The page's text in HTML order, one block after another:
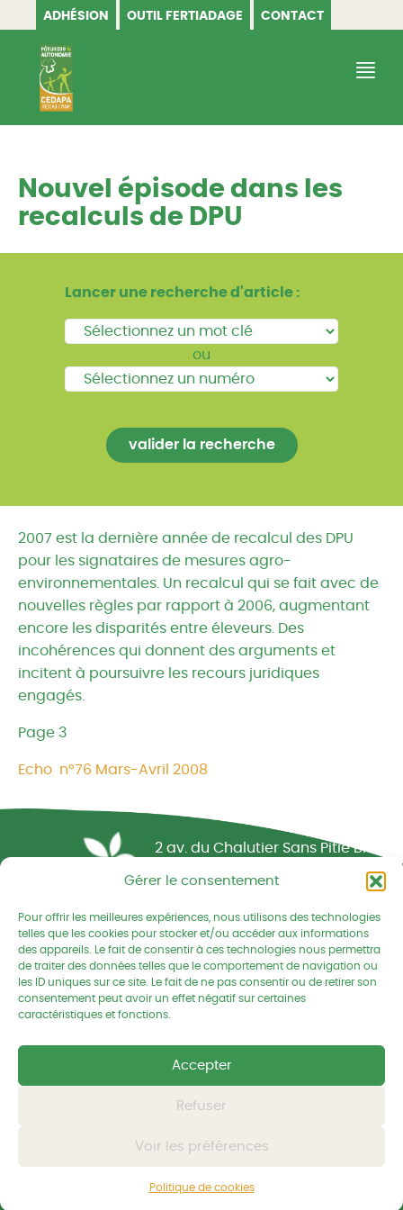
Gérer le consentement
Pour offrir les meilleures expériences, nous utilisons des technologies
telles que les cookies pour stocker et/ou accéder aux informations
des appareils. Le fait de consentir à ces technologies nous permettra
de traiter des données telles que le comportement de navigation ou
les ID uniques sur ce site. Le fait de ne pas consentir ou de retirer son
consentement peut avoir un effet négatif sur certaines
caractéristiques et fonctions.
Accepter
Refuser
Voir les préférences
Politique de cookies
ADHÉSION OUTIL FERTIADAGE CONTACT
CEDAPA
Nouvel épisode dans les
recalculs de DPU
Lancer une recherche d'article :
ou
2007 est la dernière année de recalcul des DPU
pour les signataires de mesures agro-
environnementales. Un recalcul qui se fait avec de
nouvelles règles par rapport à 2006, augmentant
encore les disparités entre éleveurs. Des
incohérences qui donnent des arguments et
incitent à poursuivre les recours juridiques
engagés.
Page 3
Echo n°76 Mars-Avril 2008
Réseau CIVAM - Campagnes vivantes
2 av. du Chalutier Sans Pitié BP
02 96 74 75 50
cedapa@wanadoo.fr
Retrouvez-nous sur Facebook
Politique de confidentialités
Tous droits réservés